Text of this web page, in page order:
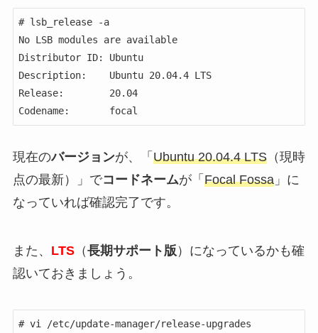
# lsb_release -a
No LSB modules are available
Distributor ID: Ubuntu
Description:    Ubuntu 20.04.4 LTS
Release:        20.04
Codename:       focal
現在のバージョンが、「 Ubuntu 20.04.4 LTS（現時
点の最新）」でコードネームが「 Focal Fossa」に
なっていれば確認完了です。
また、 LTS（長期サポート版 ）になっているかも確
認いておきましょう。
# vi /etc/update-manager/release-upgrades